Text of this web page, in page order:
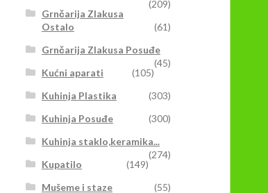
(209)
Grnčarija Zlakusa
Ostalo
(61)
Grnčarija Zlakusa Posuđe
(45)
Kućni aparati
(105)
Kuhinja Plastika
(303)
Kuhinja Posuđe
(300)
Kuhinja staklo,keramika...
(274)
Kupatilo
(149)
Mušeme i staze
(55)